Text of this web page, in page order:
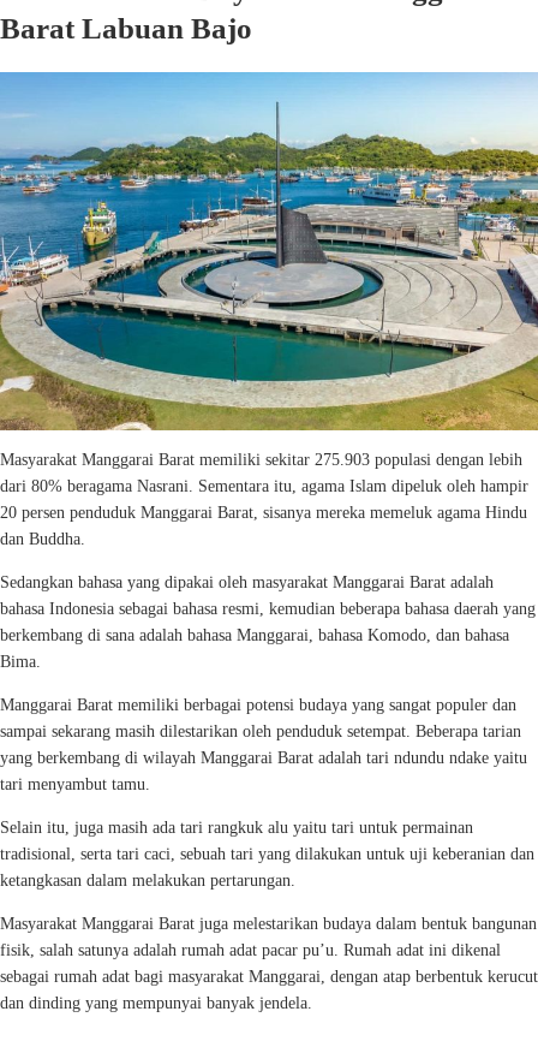
Barat Labuan Bajo
Masyarakat Manggarai Barat memiliki sekitar 275.903 populasi dengan lebih
dari 80% beragama Nasrani. Sementara itu, agama Islam dipeluk oleh hampir
20 persen penduduk Manggarai Barat, sisanya mereka memeluk agama Hindu
dan Buddha.
Sedangkan bahasa yang dipakai oleh masyarakat Manggarai Barat adalah
bahasa Indonesia sebagai bahasa resmi, kemudian beberapa bahasa daerah yang
berkembang di sana adalah bahasa Manggarai, bahasa Komodo, dan bahasa
Bima.
Manggarai Barat memiliki berbagai potensi budaya yang sangat populer dan
sampai sekarang masih dilestarikan oleh penduduk setempat. Beberapa tarian
yang berkembang di wilayah Manggarai Barat adalah tari ndundu ndake yaitu
tari menyambut tamu.
Selain itu, juga masih ada tari rangkuk alu yaitu tari untuk permainan
tradisional, serta tari caci, sebuah tari yang dilakukan untuk uji keberanian dan
ketangkasan dalam melakukan pertarungan.
Masyarakat Manggarai Barat juga melestarikan budaya dalam bentuk bangunan
fisik, salah satunya adalah rumah adat pacar pu’u. Rumah adat ini dikenal
sebagai rumah adat bagi masyarakat Manggarai, dengan atap berbentuk kerucut
dan dinding yang mempunyai banyak jendela.